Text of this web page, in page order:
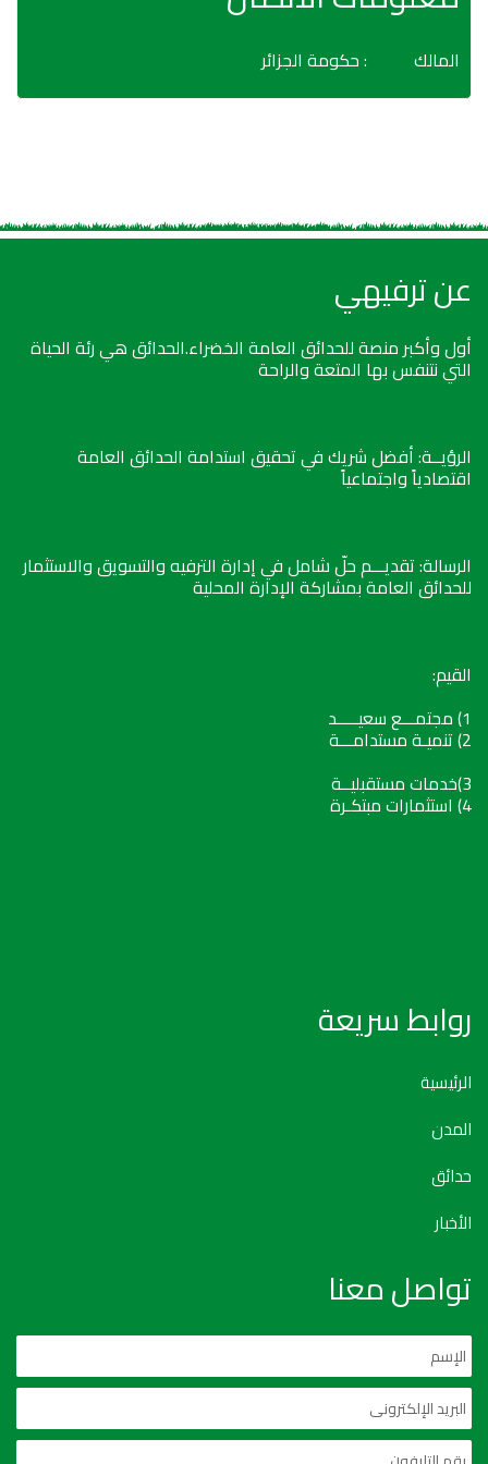
المالك : حكومة الجزائر
عن ترفيهي
أول وأكبر منصة للحدائق العامة الخضراء.الحدائق هي رئة الحياة
التي نتنفس بها المتعة والراحة
الرؤيــة: أفضل شريك في تحقيق استدامة الحدائق العامة
اقتصادياً واجتماعياً
الرسالة: تقديـــم حلّ شامل في إدارة الترفيه والتسويق والاستثمار
للحدائق العامة بمشاركة الإدارة المحلية
القيم:
1) مجتمـــع سعيـــــد
2) تنميـة مستدامـــة
3)خدمات مستقبليــة
4) استثمارات مبتكـرة
روابط سريعة
الرئيسية
المدن
حدائق
الأخبار
تواصل معنا